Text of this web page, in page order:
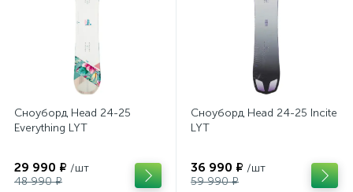
Сноуборд Head 24-25
Everything LYT
29 990 ₽ /шт
48 990 ₽
Сноуборд Head 24-25 Incite
LYT
36 990 ₽ /шт
59 990 ₽